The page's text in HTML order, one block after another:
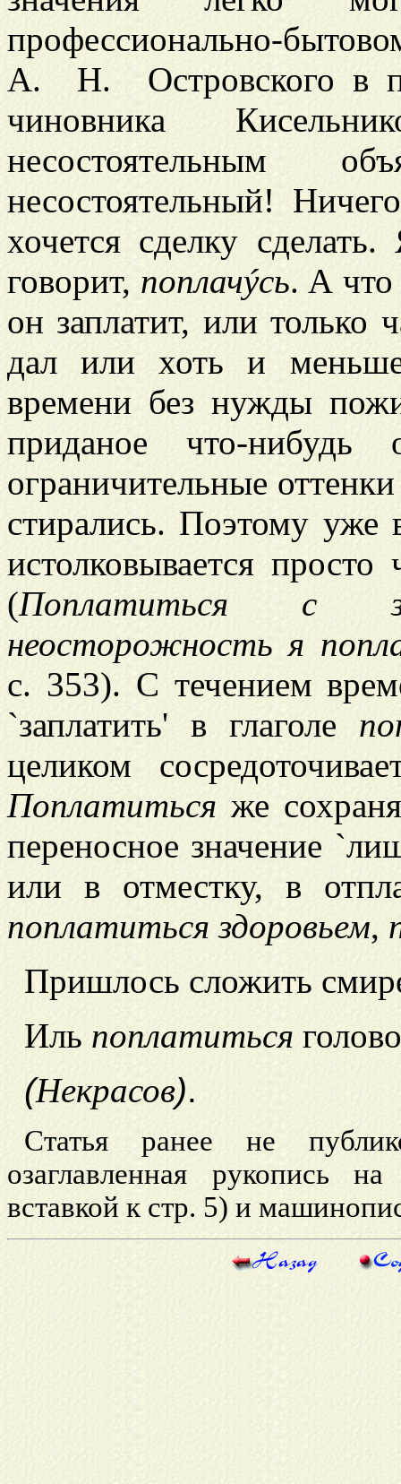
профессионально-
А. Н. Островского в
чиновника
несостоятельным
несостоятельный!
хочется сделку
говорит, поплачýсь. А что
он заплатит, или
дал или хоть и
времени без нужды
приданое что-
ограничительные
стирались. Поэтому уже
истолковывается просто
(Поплатиться с
неосторожность я
с. 353). С течением
`заплатить' в глаголе
целиком
Поплатиться же
переносное значение
или в отместку, в
поплатиться здоровьем,
Пришлось сложить
Иль поплатиться
(Некрасов).
Статья ранее не
озаглавленная рукопись
вставкой к стр. 5) и